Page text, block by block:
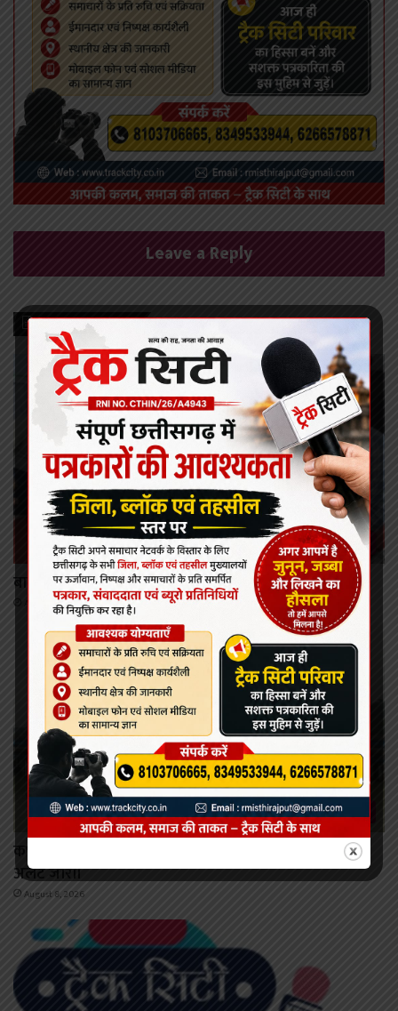
Leave a Reply
Recent Posts
कोरबा
बालको कर रहा है क्षेत्र का चहुंमुखी विकास: लखन लाल देवांगन
August 8, 2026
कोरबा
कभी भी खोला जा सकता है मिनीमाता बांगो जलाशय का गेट,
अलर्ट जारी।
August 8, 2026